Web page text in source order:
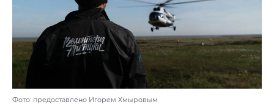
Фото: предоставлено Игорем Хмыровым